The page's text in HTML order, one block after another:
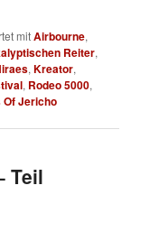
mitAirbourne,
Reiter,
,Kreator,
, Rodeo 5000,
Of Jericho
Teil